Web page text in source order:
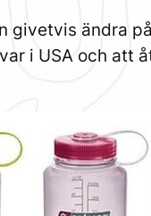
givetvis ändra
i USA och att